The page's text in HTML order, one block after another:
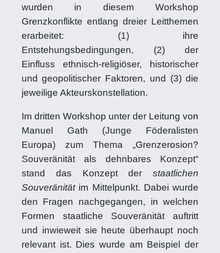
wurden in diesem Workshop
Grenzkonflikte entlang dreier Leitthemen
erarbeitet: (1) ihre
Entstehungsbedingungen, (2) der
Einfluss ethnisch-religiöser, historischer
und geopolitischer Faktoren, und (3) die
jeweilige Akteurskonstellation.
Im dritten Workshop unter der Leitung von
Manuel Gath (Junge Föderalisten
Europa) zum Thema „Grenzerosion?
Souveränität als dehnbares Konzept“
stand das Konzept derstaatlichen
Souveränitätim Mittelpunkt. Dabei wurde
den Fragen nachgegangen, in welchen
Formen staatliche Souveränität auftritt
und inwieweit sie heute überhaupt noch
relevant ist. Dies wurde am Beispiel der